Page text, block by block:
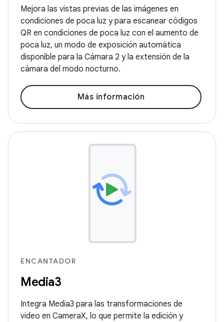
Mejora las vistas previas de las imágenes en
condiciones de poca luz y para escanear códigos
QR en condiciones de poca luz con el aumento de
poca luz, un modo de exposición automática
disponible para la Cámara 2 y la extensión de la
cámara del modo nocturno.
Más información
ENCANTADOR
Media3
Integra Media3 para las transformaciones de
video en CameraX, lo que permite la edición y